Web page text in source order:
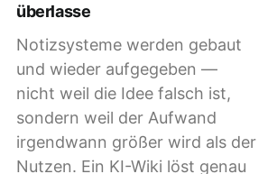
überlasse
Notizsysteme werden gebaut
und wieder aufgegeben —
nicht weil die Idee falsch ist,
sondern weil der Aufwand
irgendwann größer wird als der
Nutzen. Ein KI-Wiki löst genau